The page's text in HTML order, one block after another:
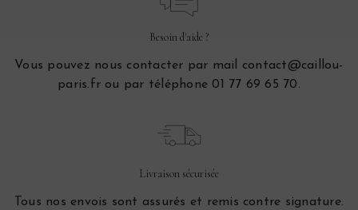
Besoin d'aide ?
Vous pouvez nous contacter par mail contact@caillou-
paris.fr ou par téléphone 01 77 69 65 70.
Livraison sécurisée
Tous nos envois sont assurés et remis contre signature.